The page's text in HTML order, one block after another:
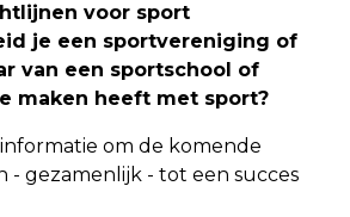
voor sport
je een sportvereniging of
van een sportschool of
maken heeft met sport?
om de komende
- gezamenlijk - tot een succes